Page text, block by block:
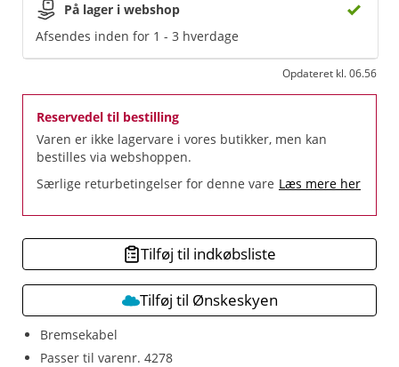
Bremsekabel
Passer til varenr. 4278
På lager i webshop
Afsendes inden for 1 - 3 hverdage
Opdateret kl. 06.56
Reservedel til bestilling
Varen er ikke lagervare i vores butikker, men kan
bestilles via webshoppen.
Særlige returbetingelser for denne vare Læs mere her
Tilføj til indkøbsliste
Tilføj til Ønskeskyen